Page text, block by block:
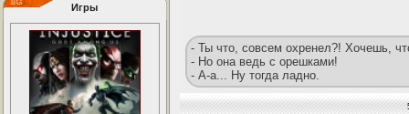
Игры
- Ты что, совсем охренел?! Хочешь,
- Но она ведь с орешками!
- А-а... Ну тогда ладно.